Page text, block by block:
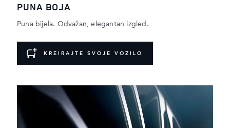
PUNA BOJA
Puna bijela. Odvažan, elegantan izgled.
KREIRAJTE SVOJE VOZILO